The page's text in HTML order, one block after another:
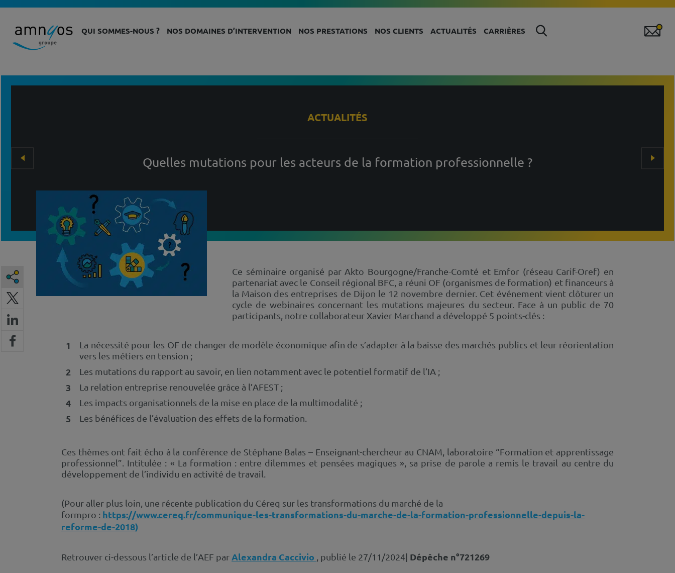
QUI SOMMES-NOUS ? NOS DOMAINES D’INTERVENTION NOS PRESTATIONS NOS CLIENTS ACTUALITÉS CARRIÈRES
ACTUALITÉS
Quelles mutations pour les acteurs de la formation professionnelle ?
Ce séminaire organisé par Akto Bourgogne/Franche-Comté et Emfor (réseau Carif-Oref) en
partenariat avec le Conseil régional BFC, a réuni OF (organismes de formation) et financeurs à
la Maison des entreprises de Dijon le 12 novembre dernier. Cet événement vient clôturer un
cycle de webinaires concernant les mutations majeures du secteur. Face à un public de 70
participants, notre collaborateur Xavier Marchand a développé 5 points-clés :
La nécessité pour les OF de changer de modèle économique afin de s’adapter à la baisse des marchés publics et leur réorientation
vers les métiers en tension ;
Les mutations du rapport au savoir, en lien notamment avec le potentiel formatif de l’IA ;
La relation entreprise renouvelée grâce à l’AFEST ;
Les impacts organisationnels de la mise en place de la multimodalité ;
Les bénéfices de l’évaluation des effets de la formation.
Ces thèmes ont fait écho à la conférence de Stéphane Balas – Enseignant-chercheur au CNAM, laboratoire “Formation et apprentissage
professionnel”. Intitulée : « La formation : entre dilemmes et pensées magiques », sa prise de parole a remis le travail au centre du
développement de l’individu en activité de travail.
(Pour aller plus loin, une récente publication du Céreq sur les transformations du marché de la
formpro : https://www.cereq.fr/communique-les-transformations-du-marche-de-la-formation-professionnelle-depuis-la-
reforme-de-2018)
Retrouver ci-dessous l’article de l’AEF parAlexandra Caccivio , publié le 27/11/2024| Dépêche n°721269